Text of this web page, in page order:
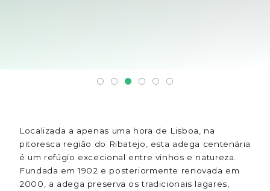
Localizada a apenas uma hora de Lisboa, na
pitoresca região do Ribatejo, esta adega centenária
é um refúgio excecional entre vinhos e natureza.
Fundada em 1902 e posteriormente renovada em
2000, a adega preserva os tradicionais lagares,